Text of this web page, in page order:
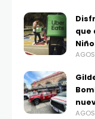
que
Niño